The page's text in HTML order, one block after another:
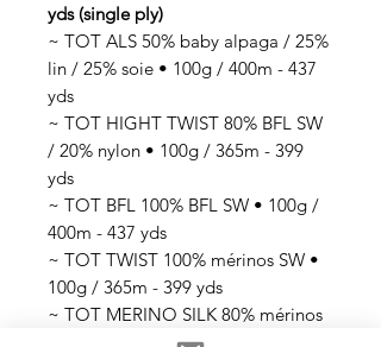
yds (single ply)
~ TOT ALS 50% baby alpaga / 25%
lin / 25% soie • 100g / 400m - 437
yds
~ TOT HIGHT TWIST 80% BFL SW
/ 20% nylon • 100g / 365m - 399
yds
~ TOT BFL 100% BFL SW • 100g /
400m - 437 yds
~ TOT TWIST 100% mérinos SW •
100g / 365m - 399 yds
~ TOT MERINO SILK 80% mérinos
SW / 20% soie • 100g / 365m - 399